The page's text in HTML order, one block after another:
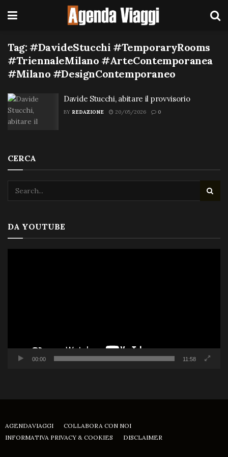
Tag: #DavideStucchi #TemporaryRooms
#TriennaleMilano #ArteContemporanea
#Milano #DesignContemporaneo
Davide Stucchi, abitare il provvisorio
BY REDAZIONE 20/05/2026 0
CERCA
DA YOUTUBE
00:00 11:58
AGENDAVIAGGI
COLLABORA CON NOI
INFORMATIVA PRIVACY & COOKIES
DISCLAIMER